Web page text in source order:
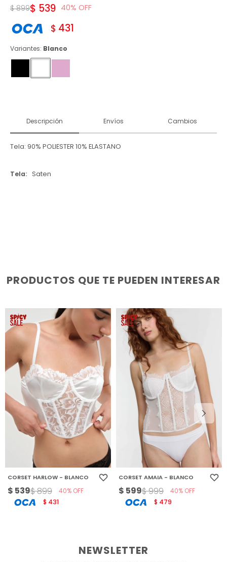
$ 539
$ 899 40
$ 431
Variantes: Blanco
Descripción Envíos Cambios
Tela: 90% POLIESTER 10% ELASTANO
Tela Saten
PRODUCTOS QUE TE PUEDEN INTERESAR
CORSET HARLOW - BLANCO
$ 539$899 40
$ 431
CORSET AMAIA - BLANCO
$ 599$999 40
$ 479
NEWSLETTER